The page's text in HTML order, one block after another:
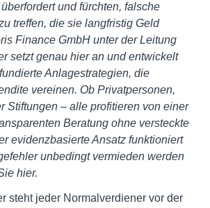
und fürchten, falsche
treffen, die sie langfristig Geld
Finance GmbH unter der Leitung
setzt genau hier an und entwickelt
Anlagestrategien, die
vereinen. Ob Privatpersonen,
Stiftungen – alle profitieren von einer
Beratung ohne versteckte
evidenzbasierte Ansatz funktioniert
unbedingt vermieden werden
hier.
steht jeder Normalverdiener vor der